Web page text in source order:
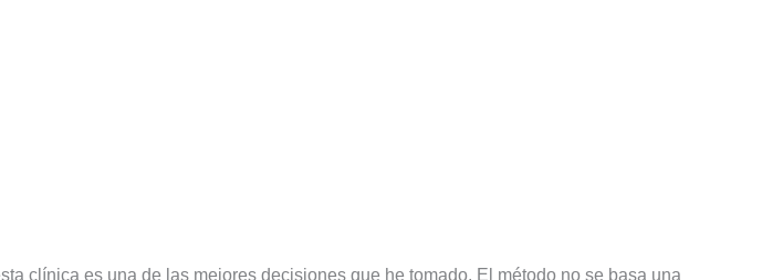
clínica es una de las mejores decisiones que he tomado. El método no se basa una